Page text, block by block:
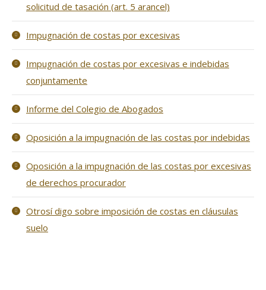
solicitud de tasación (art. 5 arancel)
Impugnación de costas por excesivas
Impugnación de costas por excesivas e indebidas
conjuntamente
Informe del Colegio de Abogados
Oposición a la impugnación de las costas por indebidas
Oposición a la impugnación de las costas por excesivas
de derechos procurador
Otrosí digo sobre imposición de costas en cláusulas
suelo